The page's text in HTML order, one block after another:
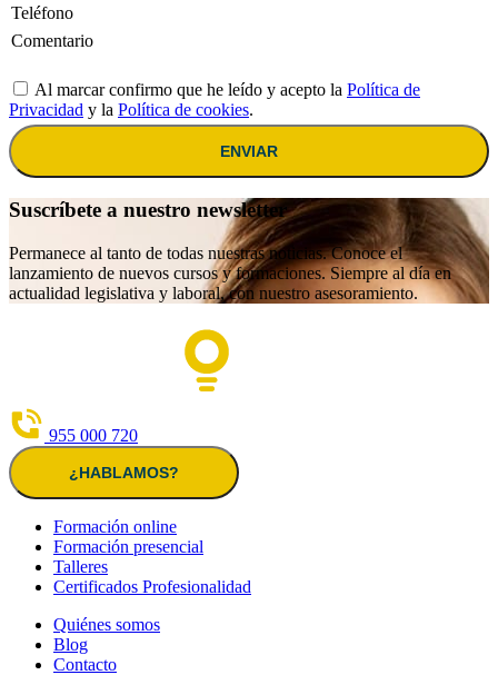
Al marcar confirmo que he leído y acepto la Política de
Privacidad y la Política de cookies.
ENVIAR
Suscríbete a nuestro newsletter
Permanece al tanto de todas nuestras noticias. Conoce el
lanzamiento de nuevos cursos y formaciones. Siempre al día en
actualidad legislativa y laboral, con nuestro asesoramiento.
955 000 720
¿HABLAMOS?
Formación online
Formación presencial
Talleres
Certificados Profesionalidad
Quiénes somos
Blog
Contacto